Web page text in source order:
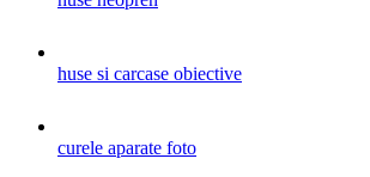
huse si carcase obiective
curele aparate foto